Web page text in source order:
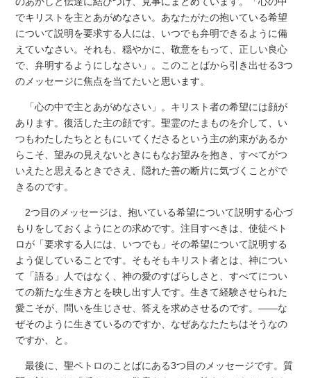
でキリストを主とあがめなさい。あなたがたの抱いている希望
について説明を要求する人には、いつでも弁明できるように備
えていなさい。それも、穏やかに、敬意をもって、正しい良心
で、弁明するようにしなさい」。このことばから引き出せる3つ
のメッセージに焦点を当てたいと思います。
「心の中で主とあがめなさい」。キリスト者の希望には顔が
あります。復活した主の顔です。聖霊のたまものを介して、い
つもわたしたちとともにいてくださるという主の約束があるか
らこそ、望みの見えないときにもなお望みを抱き、すべてがつ
いえたと思えるときでさえ、隠れた善の断片に気づくことがで
きるのです。
2つ目のメッセージは、抱いている希望について説明する心づ
もりをしておくようにとの求めです。注目すべきは、使徒ペト
ロが「要求する人には、いつでも」その希望について説明する
よう促していることです。そもそもキリスト者とは、神につい
て「語る」人ではなく、神の愛のすばらしさと、すべてについ
ての新たな生き方とを映し出す人です。生きて経験させられた
愛こそが、問いを生じさせ、答えを求めさせるのです。――な
ぜそのように生きているのですか、なぜあなたたちはそうなの
ですか、と。
最後に、聖ペトロのことばにある3つ目のメッセージです。質